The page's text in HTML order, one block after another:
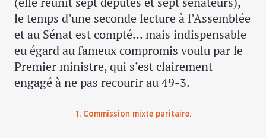
1. Commission mixte paritaire.
le temps d’une seconde lecture à l’Assemblée
et au Sénat est compté… mais indispensable
eu égard au fameux compromis voulu par le
Premier ministre, qui s’est clairement
engagé à ne pas recourir au 49-3.